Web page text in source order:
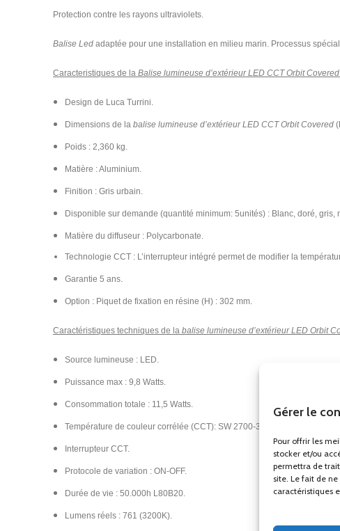
Gérer le
Pour offrir les
stocker et/ou
permettra de
site. Le fait de
caractéristiques
Protection contre les rayons ultraviolets.
Balise Led adaptée pour une installation en milieu marin. Processus
Caracteristiques de la Balise lumineuse d’extérieur LED CCT Orbit
Design de Luca Turrini.
Dimensions de la balise lumineuse d’extérieur LED CCT Orbit Covered
Poids : 2,360 kg.
Matière : Aluminium.
Finition : Gris urbain.
Disponible sur demande (quantité minimum: 5unités) : Blanc, doré, gris,
Matière du diffuseur : Polycarbonate.
Technologie CCT : L’interrupteur intégré permet de modifier la
Garantie 5 ans.
Option : Piquet de fixation en résine (H) : 302 mm.​
Caractéristiques techniques de la balise lumineuse d’extérieur LED Orbit
Source lumineuse : LED.
Puissance max : 9,8 Watts.
Consommation totale : 11,5 Watts.
Température de couleur corrélée (CCT): SW 2700-3200-4000K.
Interrupteur CCT.
Protocole de variation : ON-OFF.
Durée de vie : 50.000h L80B20.
Lumens réels : 761 (3200K).